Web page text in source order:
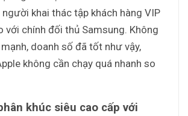
khai thác tập khách hàng VIP
với chính đối thủ Samsung. Không
doanh số đã tốt như vậy,
không cần chạy quá nhanh so
khúc siêu cao cấp với